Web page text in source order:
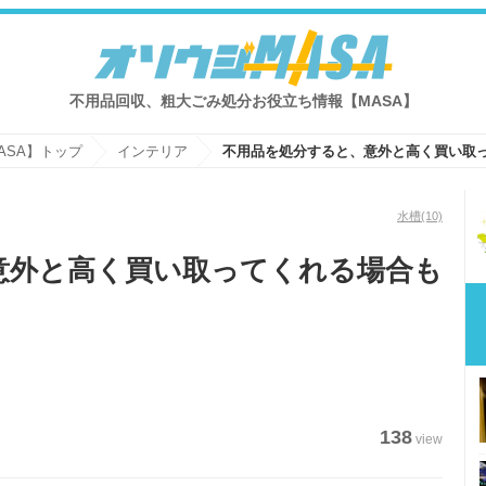
不用品回収、粗大ごみ処分お役立ち情報【MASA】
】トップ インテリア
水槽(10)
と高く買い取ってくれる場合も
138 view